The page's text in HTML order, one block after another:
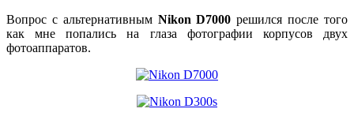
Вопрос с альтернативным Nikon D7000 решился после того
как мне попались на глаза фотографии корпусов двух
фотоаппаратов.